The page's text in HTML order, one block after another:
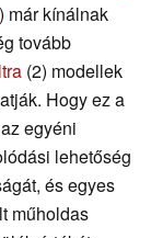
) már kínálnak
tovább
(2) modellek
Hogy ez a
egyéni
lehetőség
és egyes
műholdas